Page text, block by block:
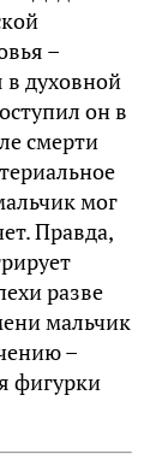
–
в духовной
он в
смерти
мог
Правда,
разве
мальчик
–
фигурки